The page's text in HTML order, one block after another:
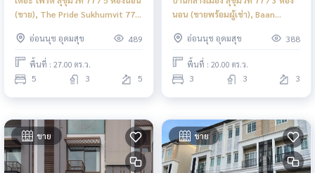
(ขาย), The Pride Sukhumvit 77 /
อ่อนนุช อุดมสุข
489
พื้นที่ : 27.00 ตร.ว.
5 3 5
นอน (ขายพร้อมผู้เช่า), Baan
Bedrooms (SALE WITH TENANT)
FON169
อ่อนนุช อุดมสุข 388
พื้นที่ : 20.00 ตร.ว.
3 3 3
ขาย ขาย